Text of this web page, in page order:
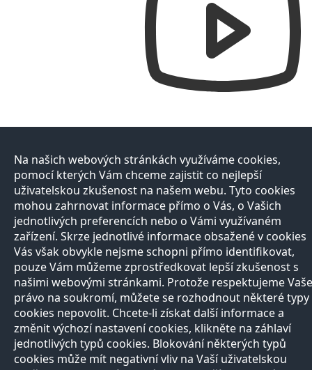
Na našich webových stránkách využíváme cookies,
pomocí kterých Vám chceme zajistit co nejlepší
uživatelskou zkušenost na našem webu. Tyto cookies
mohou zahrnovat informace přímo o Vás, o Vašich
jednotlivých preferencích nebo o Vámi využívaném
zařízení. Skrze jednotlivé informace obsažené v cookies
Vás však obvykle nejsme schopni přímo identifikovat,
pouze Vám můžeme zprostředkovat lepší zkušenost s
našimi webovými stránkami. Protože respektujeme Vaše
právo na soukromí, můžete se rozhodnout některé typy
cookies nepovolit. Chcete-li získat další informace a
změnit výchozí nastavení cookies, klikněte na záhlaví
jednotlivých typů cookies. Blokování některých typů
cookies může mít negativní vliv na Vaší uživatelskou